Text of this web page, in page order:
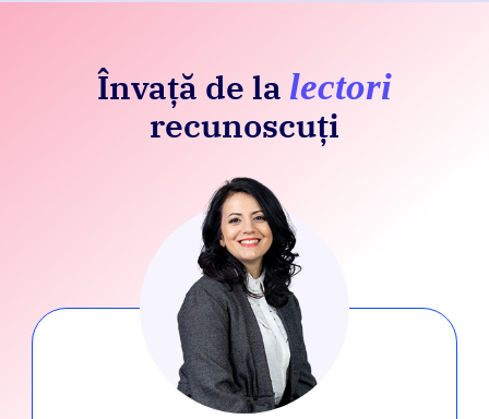
Învață de la lectori
recunoscuți